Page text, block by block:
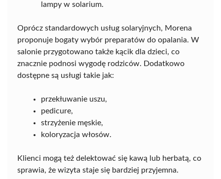
lampy w solarium.
Oprócz standardowych usług solaryjnych, Morena
proponuje bogaty wybór preparatów do opalania. W
salonie przygotowano także kącik dla dzieci, co
znacznie podnosi wygodę rodziców. Dodatkowo
dostępne są usługi takie jak:
przekłuwanie uszu,
pedicure,
strzyżenie męskie,
koloryzacja włosów.
Klienci mogą też delektować się kawą lub herbatą, co
sprawia, że wizyta staje się bardziej przyjemna.